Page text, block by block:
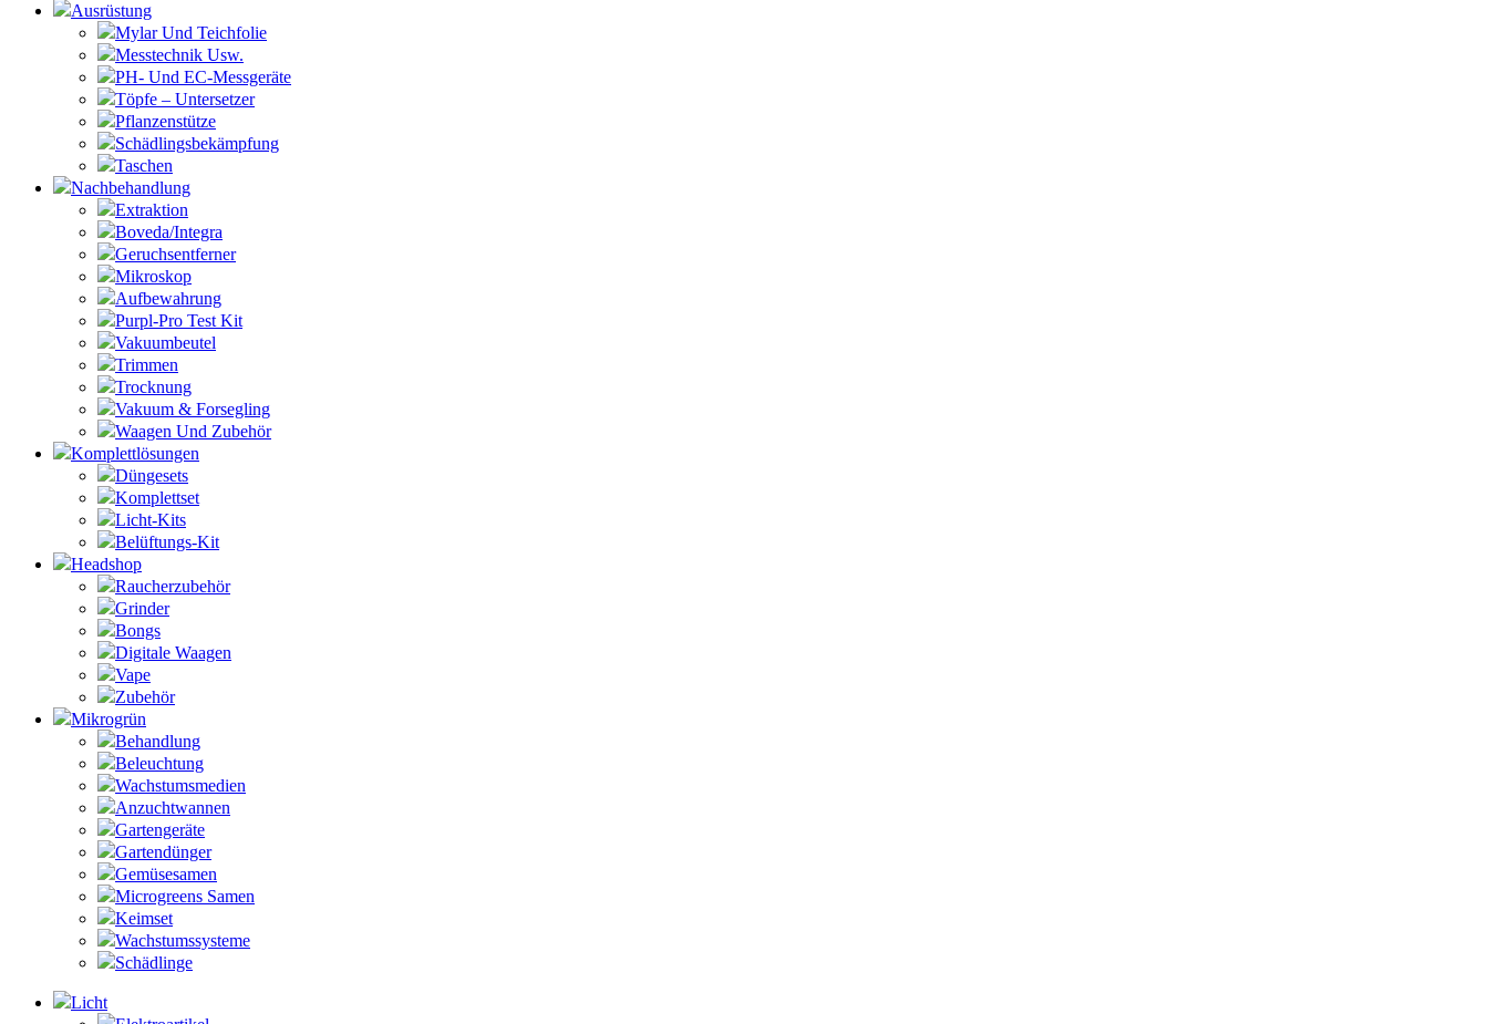
Ausrüstung
Mylar Und Teichfolie
Messtechnik Usw.
PH- Und EC-Messgeräte
Töpfe – Untersetzer
Pflanzenstütze
Schädlingsbekämpfung
Taschen
Nachbehandlung
Extraktion
Boveda/Integra
Geruchsentferner
Mikroskop
Aufbewahrung
Purpl-Pro Test Kit
Vakuumbeutel
Trimmen
Trocknung
Vakuum & Forsegling
Waagen Und Zubehör
Komplettlösungen
Düngesets
Komplettset
Licht-Kits
Belüftungs-Kit
Headshop
Raucherzubehör
Grinder
Bongs
Digitale Waagen
Vape
Zubehör
Mikrogrün
Behandlung
Beleuchtung
Wachstumsmedien
Anzuchtwannen
Gartengeräte
Gartendünger
Gemüsesamen
Microgreens Samen
Keimset
Wachstumssysteme
Schädlinge
Licht